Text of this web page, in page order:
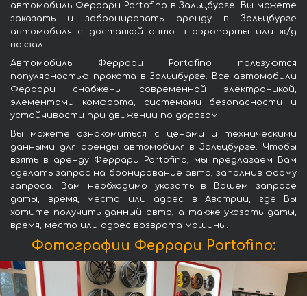
автомобиль Феррари Portofino в Зальцбурге. Вы можете
заказать и забронировать аренду в Зальцбурге
автомобиля с доставкой авто в аэропорты или ж/д
вокзал.
Автомобиль Феррари Portofino пользуются
популярностью проката в Зальцбурге. Все автомобили
Феррари снабжены современной электроникой,
элементами комфорта, системами безопасности и
устойчивости при движении по дорогам.
Вы можете ознакомиться с ценами и техническими
данными для аренды автомобиля в Зальцбурге. Чтобы
взять в аренду Феррари Portofino, мы предлагаем Вам
сделать запрос на бронирование авто, заполнив форму
запроса. Вам необходимо указать в Вашем запросе
даты, время, место или адрес в Австрии, где Вы
хотите получить данный авто, а также указать даты,
время, место или адрес возврата машины.
Фотографии Феррари Portofino: